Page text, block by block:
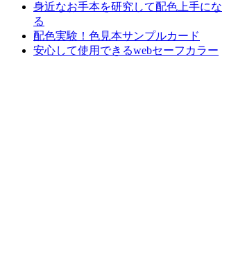
身近なお手本を研究して配色上手にな
る
配色実験！色見本サンプルカード
安心して使用できるwebセーフカラー